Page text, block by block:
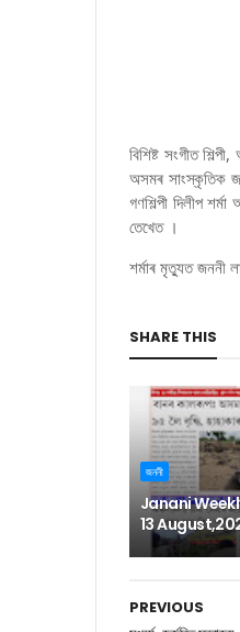
বিশিষ্ট সংগীত
অসমৰ সাংস্কৃতিক
গণশিল্পী দিলীপ
তেখেত ।
শৰ্মাৰ মৃত্যুত জননী
SHARE THIS
জননী
Janani
13
PREVIOUS